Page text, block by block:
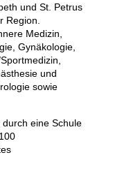
und St. Petrus
Region.
Medizin,
Gynäkologie,
und
sowie
eine Schule